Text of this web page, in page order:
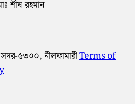
শীষ রহমান
৫৩০০, নীলফামারীTerms of